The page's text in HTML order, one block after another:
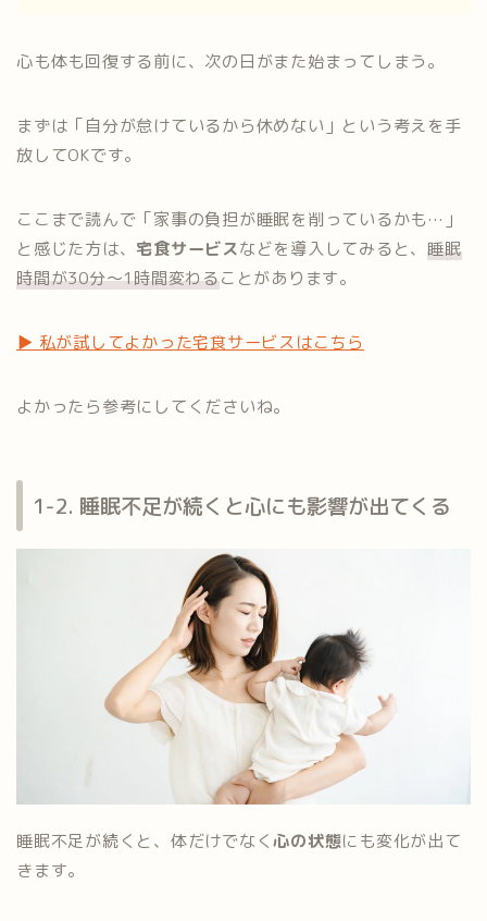
心も体も回復する前に、次の日がまた始まってしまう。
まずは「自分が怠けているから休めない」という考えを手
放してOKです。
ここまで読んで「家事の負担が睡眠を削っているかも…」
と感じた方は、宅食サービスなどを導入してみると、睡眠
時間が30分〜1時間変わることがあります。
▶︎ 私が試してよかった宅食サービスはこちら
よかったら参考にしてくださいね。
1-2. 睡眠不足が続くと心にも影響が出てくる
睡眠不足が続くと、体だけでなく心の状態にも変化が出て
きます。